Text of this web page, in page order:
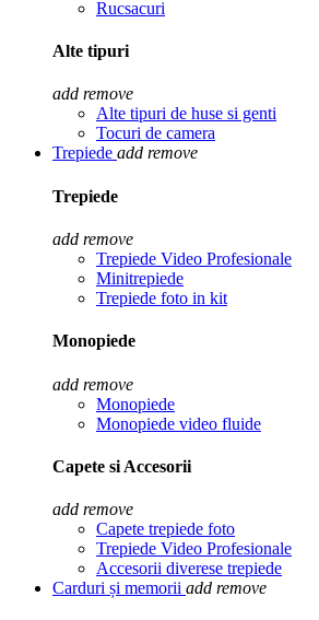
Rucsacuri
Alte tipuri
add remove
Alte tipuri de huse si genti
Tocuri de camera
Trepiede add remove
Trepiede
add remove
Trepiede Video Profesionale
Minitrepiede
Trepiede foto in kit
Monopiede
add remove
Monopiede
Monopiede video fluide
Capete si Accesorii
add remove
Capete trepiede foto
Trepiede Video Profesionale
Accesorii diverese trepiede
Carduri și memorii add remove